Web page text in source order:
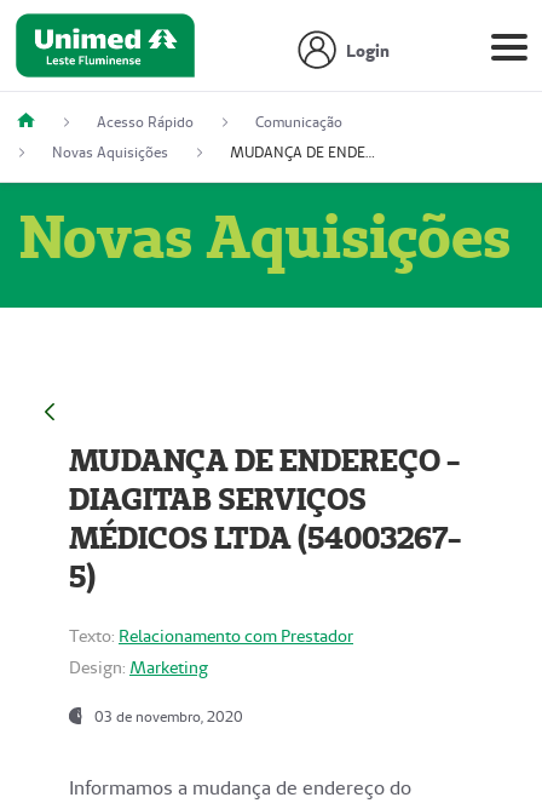
Login
Acesso Rápido
Comunicação
Novas Aquisições
MUDANÇA DE ENDEREÇO - DIAGITAB SERVIÇOS MÉDICOS LTDA (54003267-5)
Novas Aquisições
MUDANÇA DE ENDEREÇO -
DIAGITAB SERVIÇOS
MÉDICOS LTDA (54003267-
5)
Texto: Relacionamento com Prestador
Design: Marketing
03 de novembro, 2020
Informamos a mudança de endereço do